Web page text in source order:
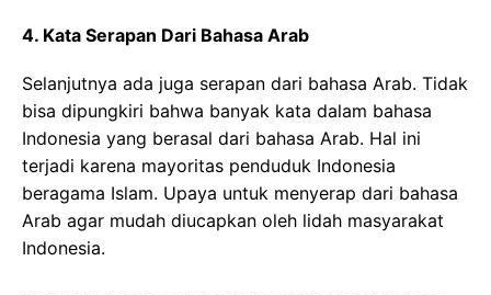
4. Kata Serapan Dari Bahasa Arab
Selanjutnya ada juga serapan dari bahasa Arab. Tidak
bisa dipungkiri bahwa banyak kata dalam bahasa
Indonesia yang berasal dari bahasa Arab. Hal ini
terjadi karena mayoritas penduduk Indonesia
beragama Islam. Upaya untuk menyerap dari bahasa
Arab agar mudah diucapkan oleh lidah masyarakat
Indonesia.